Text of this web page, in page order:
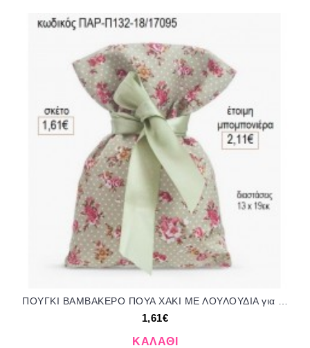
1,61€
ΚΑΛΆΘΙ